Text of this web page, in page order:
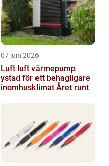
07 juni 2026
Luft luft värmepump
ystad för ett behagligare
inomhusklimat Året runt